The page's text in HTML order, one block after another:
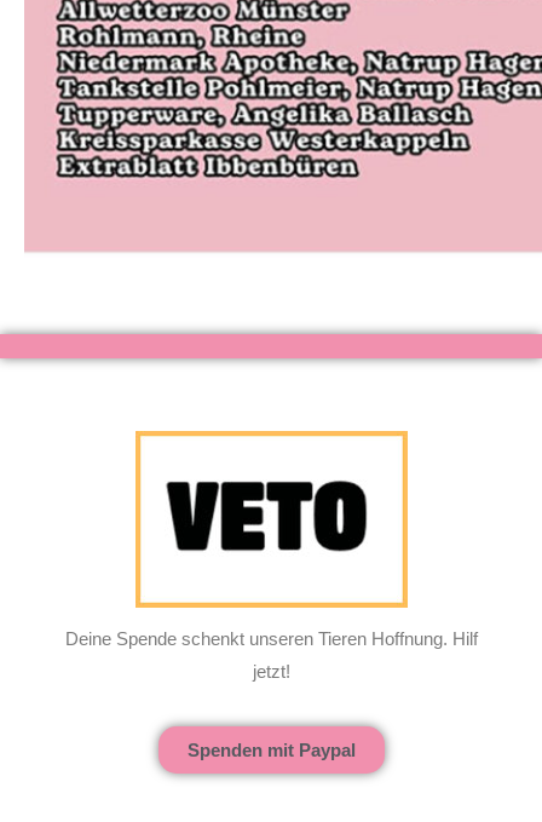
Deine Spende schenkt unseren Tieren Hoffnung. Hilf
jetzt!
Spenden mit Paypal